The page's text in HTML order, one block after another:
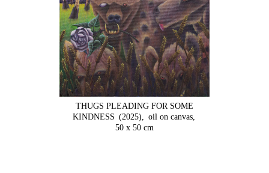
THUGS PLEADING FOR SOME
KINDNESS (2025), oil on canvas,
50 x 50 cm